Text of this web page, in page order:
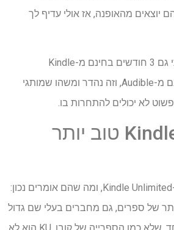
יוצאים מהאופנה, אז אולי עדיף לך
עם הרכישה שלי, קיבלתי גם 3 חודשים בחינם מ-Kindle
Unlimited ו-1 חודש חינם מ-Audible, וזה נהדר ומשהו שמותגי
לא יכולים להתחרות בו.
Kindle Unlimited טוב יותר
ניסיתי את Kobo Plus ו-Kindle Unlimited, ומה שהם אומרים נכון:
של ספרים, גם מחברים בעלי שם גדול